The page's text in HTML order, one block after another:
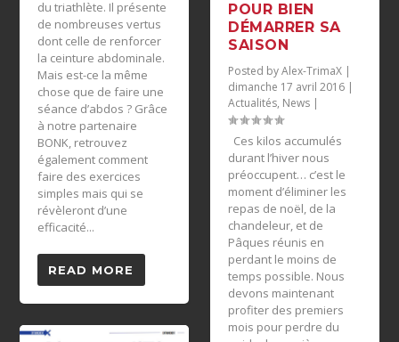
du triathlète. Il présente
de nombreuses vertus
dont celle de renforcer
la ceinture abdominale.
Mais est-ce la même
chose que de faire une
séance d’abdos ? Grâce
à notre partenaire
BONK, retrouvez
également comment
faire des exercices
simples mais qui se
révèleront d’une
efficacité...
READ MORE
POUR BIEN
DÉMARRER SA
SAISON
Posted byAlex-TrimaX |
dimanche 17 avril 2016 |
Actualités, News |
Ces kilos accumulés
durant l’hiver nous
préoccupent… c’est le
moment d’éliminer les
repas de noël, de la
chandeleur, et de
Pâques réunis en
perdant le moins de
temps possible. Nous
devons maintenant
profiter des premiers
mois pour perdre du